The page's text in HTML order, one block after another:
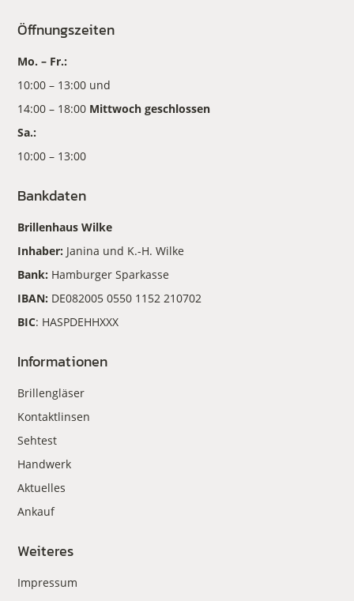
Öffnungszeiten
Mo. – Fr.:
10:00 – 13:00 und
14:00 – 18:00 Mittwoch geschlossen
Sa.:
10:00 – 13:00
Bankdaten
Brillenhaus Wilke
Inhaber: Janina und K.-H. Wilke
Bank: Hamburger Sparkasse
IBAN: DE082005 0550 1152 210702
BIC: HASPDEHHXXX
Informationen
Brillengläser
Kontaktlinsen
Sehtest
Handwerk
Aktuelles
Ankauf
Weiteres
Impressum